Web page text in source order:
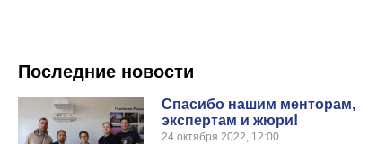
Последние новости
Спасибо нашим менторам,
экспертам и жюри!
24 октября 2022, 12:00